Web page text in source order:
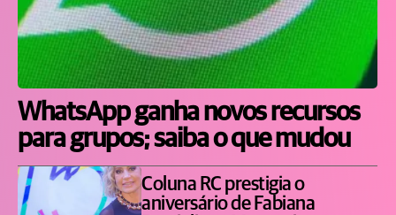
WhatsApp ganha novos recursos
para grupos; saiba o que mudou
Coluna RC prestigia o
aniversário de Fabiana